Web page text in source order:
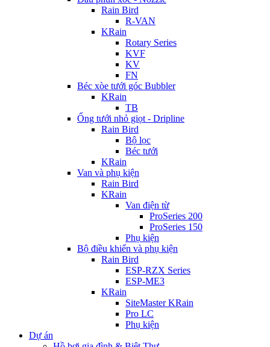
Rain Bird
R-VAN
KRain
Rotary Series
KVF
KV
FN
Béc xòe tưới góc Bubbler
KRain
TB
Ống tưới nhỏ giọt - Dripline
Rain Bird
Bộ lọc
Béc tưới
KRain
Van và phụ kiện
Rain Bird
KRain
Van điện từ
ProSeries 200
ProSeries 150
Phụ kiện
Bộ điều khiển và phụ kiện
Rain Bird
ESP-RZX Series
ESP-ME3
KRain
SiteMaster KRain
Pro LC
Phụ kiện
Dự án